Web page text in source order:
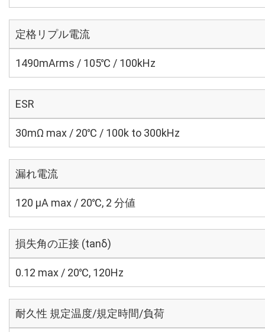
定格リプル電流
1490mArms / 105℃ / 100kHz
ESR
30mΩ max / 20℃ / 100k to 300kHz
漏れ電流
120 μA max / 20℃, 2 分値
損失角の正接 (tanδ)
0.12 max / 20℃, 120Hz
耐久性 規定温度/規定時間/負荷